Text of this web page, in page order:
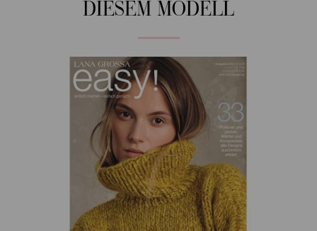
DIESEM MODELL